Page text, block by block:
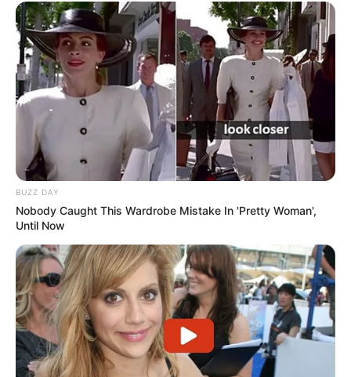
BUZZ DAY
Nobody Caught This Wardrobe Mistake In 'Pretty Woman',
Until Now